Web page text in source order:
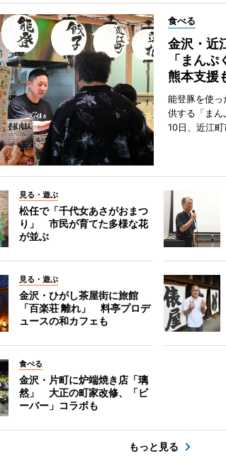
食べる
金沢・近
「まん
熊本支援
能登豚を使っ
供する「まん
10日、近江町
見る・遊ぶ
松任で「千代女あさがおまつ
り」 市民が育てた多様な花
が並ぶ
見る・遊ぶ
金沢・ひがし茶屋街に旅館
「百楽荘 離れ」 料亭プロデ
ュースの和カフェも
食べる
金沢・片町に炉端焼き店「璃
然」 大正の町家改修、「ビ
ーバー」コラボも
もっと見る